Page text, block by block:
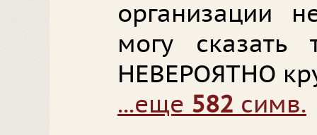
организации
могу сказать
НЕВЕРОЯТНО
...еще 582 симв.